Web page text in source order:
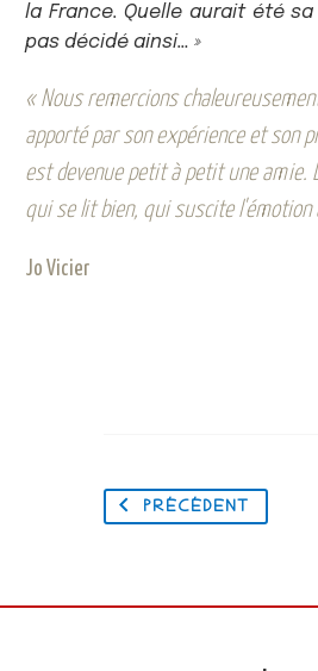
la France.Quelle aurait été
pas décidé ainsi… »
« Nous remercions
apporté par son expérience et son
est devenue petit à petit une amie.
qui se lit bien, qui suscite
Jo Vicier
PRÉCÉDENT